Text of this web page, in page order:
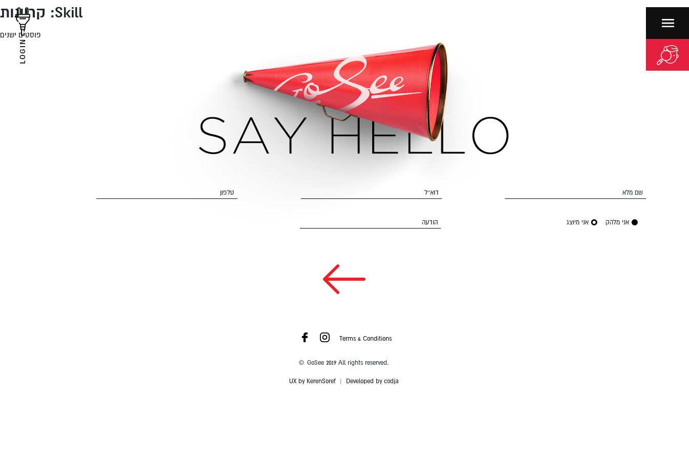
LOGIN
Skill: קריינות
ניווט פוסטים ישנים
שם מלא דוא״ל טלפון
אני מלהק אני מיוצג הודעה
Terms & Conditions
© GoSee 2019 All rights reserved.
UX by KerenSoref| Developed by codja